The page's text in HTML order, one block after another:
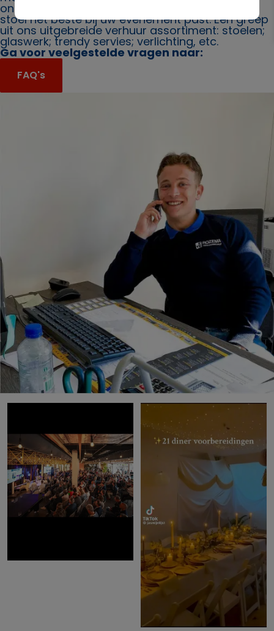
ons. Ook bieden wij u graag advies over welke
stoel het beste bij uw evenement past. Een greep
uit ons uitgebreide verhuur assortiment: stoelen;
glaswerk; trendy servies; verlichting, etc.
Ga voor veelgestelde vragen naar:
FAQ's